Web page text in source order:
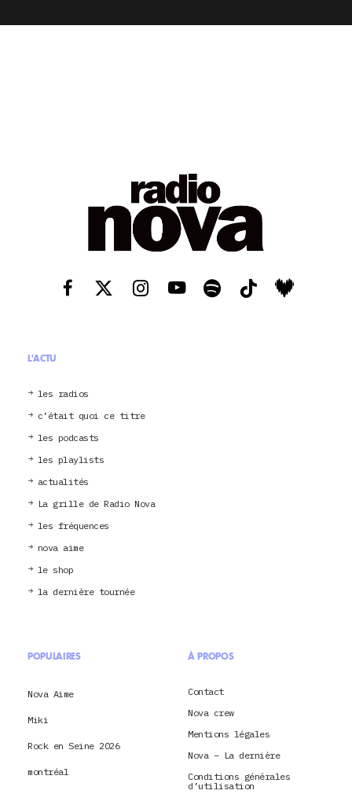
L'ACTU
les radios
c’était quoi ce titre
les podcasts
les playlists
actualités
La grille de Radio Nova
les fréquences
nova aime
le shop
la dernière tournée
POPULAIRES
Nova Aime
Miki
Rock en Seine 2026
montréal
À PROPOS
Contact
Nova crew
Mentions légales
Nova – La dernière
Conditions générales
d’utilisation